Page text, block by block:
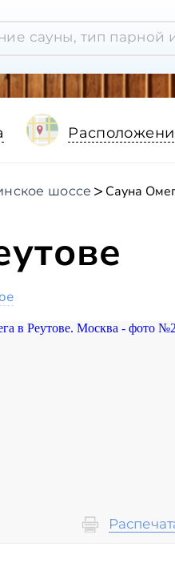
шоссе Сауна